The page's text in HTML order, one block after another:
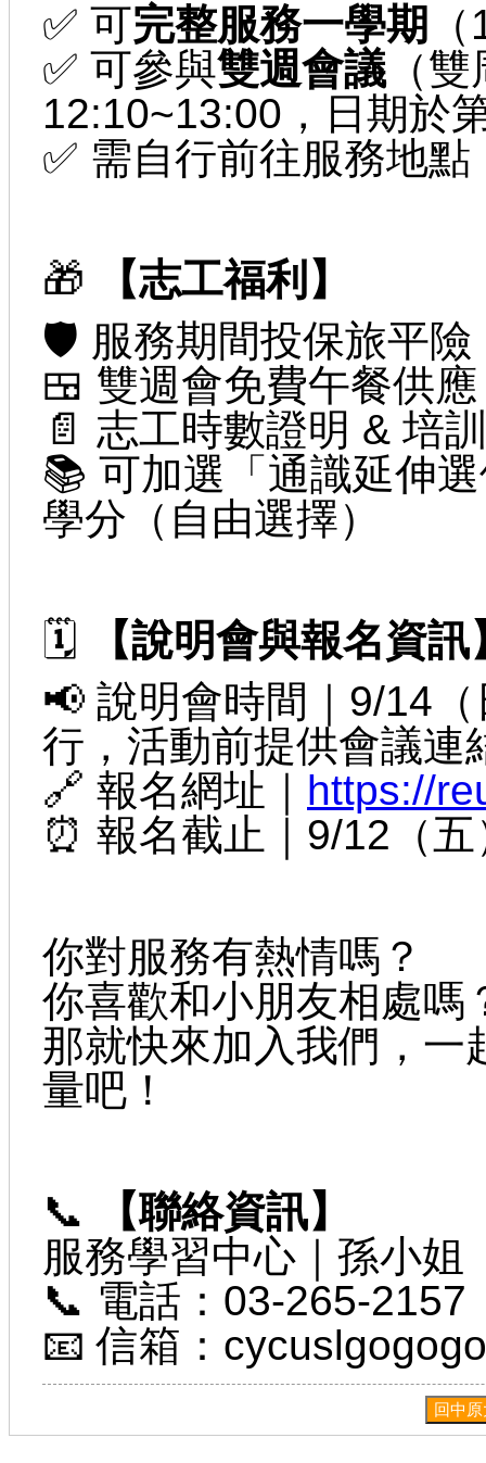
✅ 可完整服務一學期
✅ 可參與雙週會議（雙
12:10~13:00，日期於
✅ 需自行前往服務地點
🎁
【志工福利】
🛡 服務期間投保旅平險
🍱 雙週會免費午餐供應
📄 志工時數證明 & 培
📚 可加選「通識延伸
學分（自由選擇）
🗓
【說明會與報名資訊
📢 說明會時間｜9/14
行，活動前提供會議連
🔗 報名網址｜ https://
⏰ 報名截止｜9/12（
你對服務有熱情嗎？
你喜歡和小朋友相處嗎
那就快來加入我們，一
量吧！
📞 【聯絡資訊】
服務學習中心｜孫小姐
📞 電話：03-265-2157
📧 信箱：
回中